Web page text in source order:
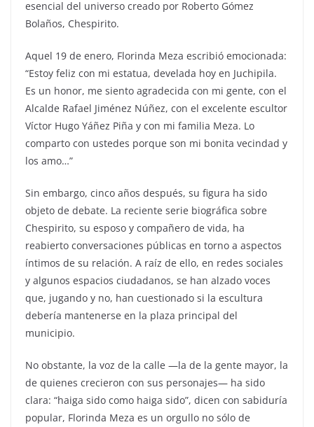
esencial del universo creado por Roberto Gómez
Bolaños, Chespirito.
Aquel 19 de enero, Florinda Meza escribió emocionada:
“Estoy feliz con mi estatua, develada hoy en Juchipila.
Es un honor, me siento agradecida con mi gente, con el
Alcalde Rafael Jiménez Núñez, con el excelente escultor
Víctor Hugo Yáñez Piña y con mi familia Meza. Lo
comparto con ustedes porque son mi bonita vecindad y
los amo…”
Sin embargo, cinco años después, su figura ha sido
objeto de debate. La reciente serie biográfica sobre
Chespirito, su esposo y compañero de vida, ha
reabierto conversaciones públicas en torno a aspectos
íntimos de su relación. A raíz de ello, en redes sociales
y algunos espacios ciudadanos, se han alzado voces
que, jugando y no, han cuestionado si la escultura
debería mantenerse en la plaza principal del
municipio.
No obstante, la voz de la calle —la de la gente mayor, la
de quienes crecieron con sus personajes— ha sido
clara: “haiga sido como haiga sido”, dicen con sabiduría
popular, Florinda Meza es un orgullo no sólo de